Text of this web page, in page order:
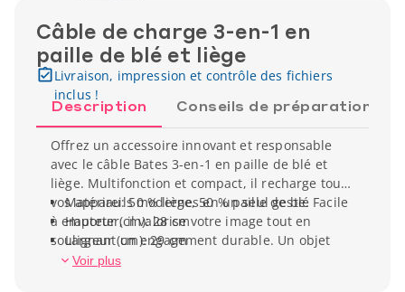
Câble de charge 3-en-1 en
paille de blé et liège
Livraison, impression et contrôle des fichiers
inclus !
Description Conseils de préparation
Offrez un accessoire innovant et responsable
avec le câble Bates 3-en-1 en paille de blé et
liège. Multifonction et compact, il recharge tous
vos appareils modernes en un seul geste. Facile
à emporter, il valorise votre image tout en
soulignant un engagement durable. Un objet
pratique et tendance pour vos événements et
Matériau: 50 % liège, 50 % paille de blé
Hauteur (cm): 28 cm
Largeur (cm): 29 cm
Poids unitaire: 24 g
Voir plus